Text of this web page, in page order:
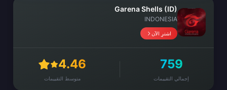
Garena Shells (ID)
INDONESIA
اشترِ الآن
759
إجمالي التقييمات
4.46
متوسط التقييمات